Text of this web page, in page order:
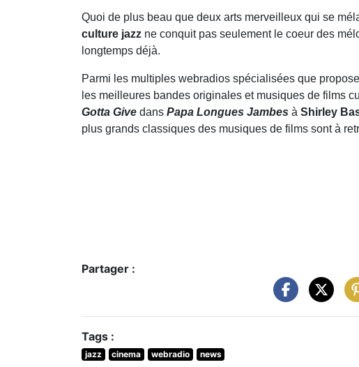
Quoi de plus beau que deux arts merveilleux qui se
culture jazz ne conquit pas seulement le coeur des
longtemps déjà.
Parmi les multiples webradios spécialisées que propose
les meilleures bandes originales et musiques de films
Gotta Give dans Papa Longues Jambes à Shirley
plus grands classiques des musiques de films sont à
Partager :
Tags :
jazz cinema webradio news